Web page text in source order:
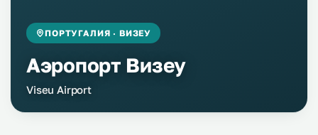
ПОРТУГАЛИЯ · ВИЗЕУ
Аэропорт Визеу
Viseu Airport